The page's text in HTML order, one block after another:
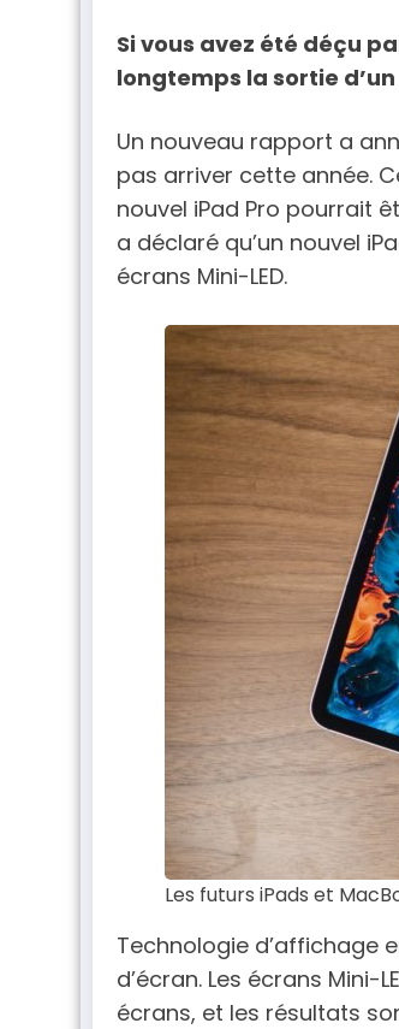
Si vous avez été déçu
longtemps la sortie
Un nouveau rapport a
pas arriver cette année.
nouvel iPad Pro pourrait
a déclaré qu’un nouvel
écrans Mini-LED.
Les futurs iPads et
Technologie d’affichage
d’écran. Les écrans
écrans, et les résultats